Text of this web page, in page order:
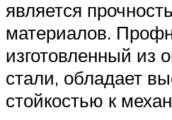
является
материалов.
изготовленный из
стали, обладает
стойкостью к